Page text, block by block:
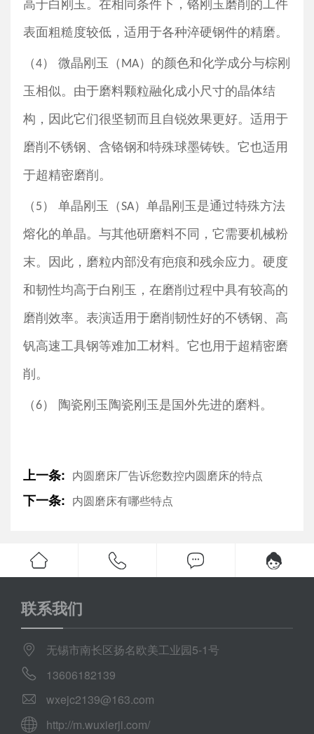
高于白刚玉。在相同条件下，铬刚玉磨削的工件
表面粗糙度较低，适用于各种淬硬钢件的精磨。
（4） 微晶刚玉（ MA）的颜色和化学成分与棕刚
玉相似。由于磨料颗粒融化成小尺寸的晶体结
构，因此它们很坚韧而且自锐效果更好。适用于
磨削不锈钢、含铬钢和特殊球墨铸铁。它也适用
于超精密磨削。
（ 5 ） 单晶刚玉（SA）单晶刚玉是通过特殊方法
熔化的单晶。与其他研磨料不同，它需要机械粉
末。
因此，磨粒内部没有疤痕和残余应力。硬度
和韧性均高于白刚玉，在磨削过程中具有较高的
磨削效率。 表演适用于磨削韧性好的不锈钢、高
钒高速工具钢等难加工材料。它也用于超精密磨
削。
（6） 陶瓷刚玉陶瓷刚玉是国外先进的磨料。
上一条: 内圆磨床厂告诉您数控内圆磨床的特点
下一条: 内圆磨床有哪些特点
联系我们
无锡市南长区扬名欧美工业园5-1号
13606182139
wxejc2139@163.com
http://m.wuxierji.com/